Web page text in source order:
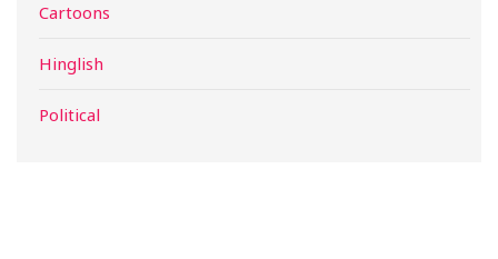
Cartoons
Hinglish
Political